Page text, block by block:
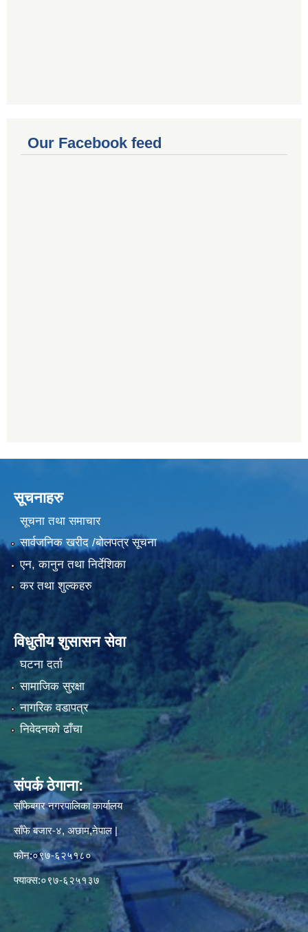
Our Facebook feed
सूचनाहरु
सूचना तथा समाचार
सार्वजनिक खरीद /बोलपत्र सूचना
एन, कानुन तथा निर्देशिका
कर तथा शुल्कहरु
विधुतीय शुसासन सेवा
घटना दर्ता
सामाजिक सुरक्षा
नागरिक वडापत्र
निवेदनको ढाँचा
संपर्क ठेगाना:
साँफेबगर नगरपालिका कार्यालय
साँफे बजार-४, अछाम,नेपाल |
फोन:०९७-६२५१८०
फ्याक्स:०९७-६२५१३७